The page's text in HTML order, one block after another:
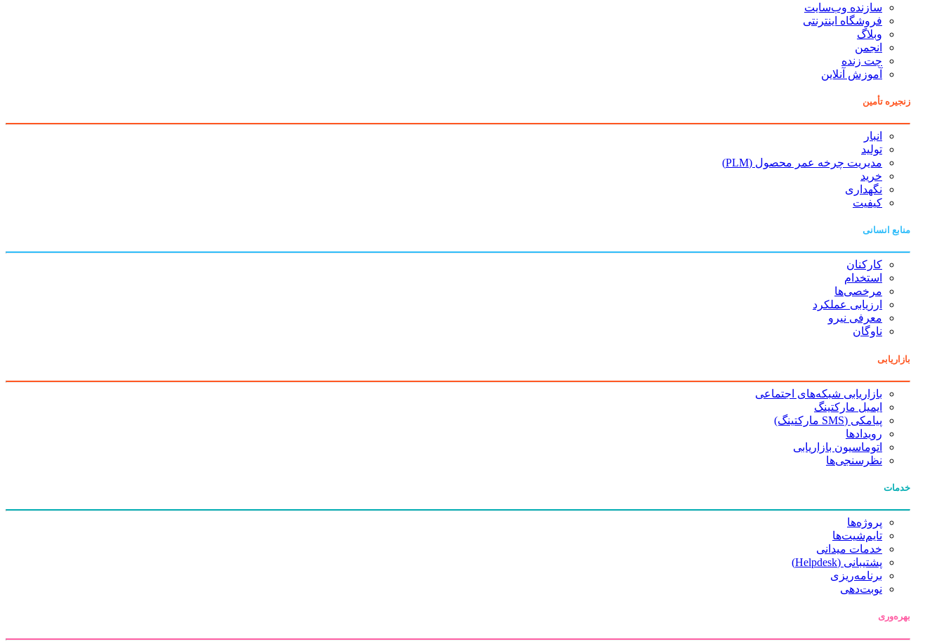
سازنده وب‌سایت
فروشگاه اینترنتی
وبلاگ
انجمن
چت زنده
آموزش آنلاین
زنجیره تأمین
انبار
تولید
مدیریت چرخه عمر محصول (PLM)
خرید
نگهداری
کیفیت
منابع انسانی
کارکنان
استخدام
مرخصی‌ها
ارزیابی عملکرد
معرفی نیرو
ناوگان
بازاریابی
بازاریابی شبکه‌های اجتماعی
ایمیل مارکتینگ
پیامکی (SMS مارکتینگ)
رویدادها
اتوماسیون بازاریابی
نظرسنجی‌ها
خدمات
پروژه‌ها
تایم‌شیت‌ها
خدمات میدانی
پشتیبانی (Helpdesk)
برنامه‌ریزی
نوبت‌دهی
بهره‌وری